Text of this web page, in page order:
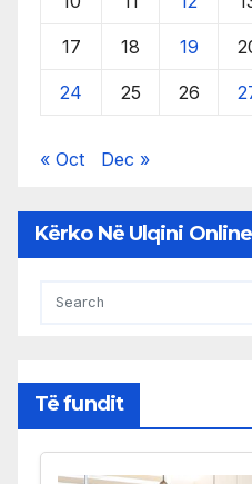
17 18 19
24 25 26
« Oct Dec »
Kërko Në Ulqini Online
Të fundit